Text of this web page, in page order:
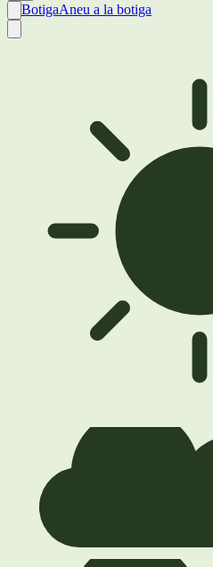
BotigaAneu a la botiga